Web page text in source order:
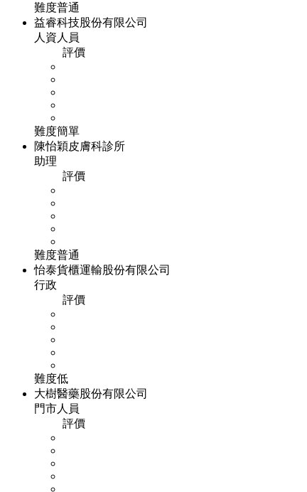
難度普通
益睿科技股份有限公司
人資人員
評價
難度簡單
陳怡穎皮膚科診所
助理
評價
難度普通
怡泰貨櫃運輸股份有限公司
行政
評價
難度低
大樹醫藥股份有限公司
門市人員
評價